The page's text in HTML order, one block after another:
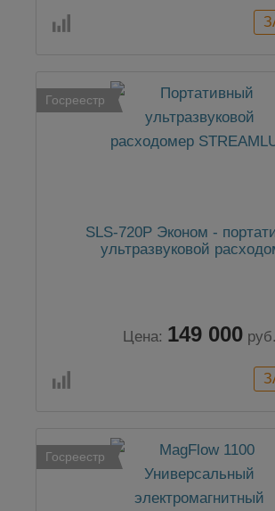
Госреестр
SLS-720P Эконом -
ультразвуковой
Цена: 149 000 руб.
Госреестр